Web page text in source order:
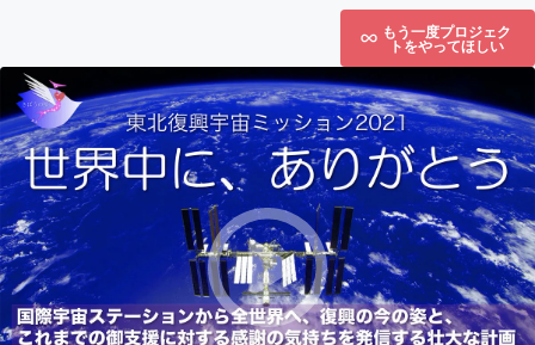
もう一度プロジェク
トをやってほしい